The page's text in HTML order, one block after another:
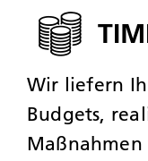
Wir liefern
Budgets,